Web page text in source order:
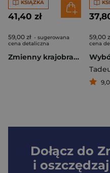
KSIĄŻKA
41,40 zł
59,00 zł - sugerowana
cena detaliczna
Zmienny krajobraz 200 lat Muzeum Książąt Lubomirskich
59,00
cena
Dołącz do
i